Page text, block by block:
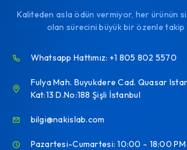
Kaliteden asla ödün vermiyor, her ürünün
olan sürecini büyük bir özenle takip
Whatsapp Hattımız: +1 805 802 5570
Fulya Mah. Buyukdere Cad. Quasar
Kat:13 D.No:188 Şişli İstanbul
bilgi@nakislab.com
Pazartesi-Cumartesi: 10:00 - 18:00 PM